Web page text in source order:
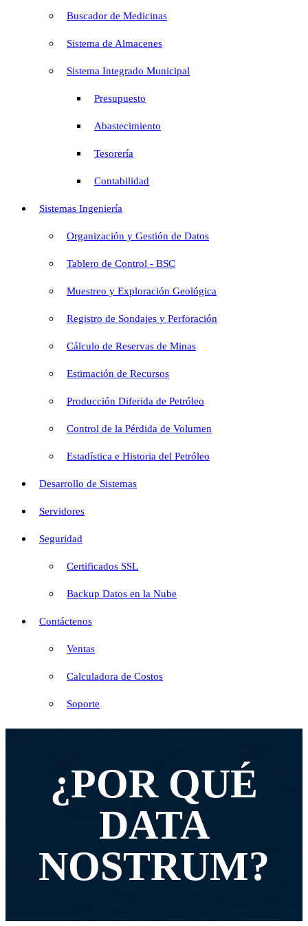
Buscador de Medicinas
Sistema de Almacenes
Sistema Integrado Municipal
Presupuesto
Abastecimiento
Tesorería
Contabilidad
Sistemas Ingeniería
Organización y Gestión de Datos
Tablero de Control - BSC
Muestreo y Exploración Geológica
Registro de Sondajes y Perforación
Cálculo de Reservas de Minas
Estimación de Recursos
Producción Diferida de Petróleo
Control de la Pérdida de Volumen
Estadística e Historia del Petróleo
Desarrollo de Sistemas
Servidores
Seguridad
Certificados SSL
Backup Datos en la Nube
Contáctenos
Ventas
Calculadora de Costos
Soporte
¿POR QUÉ
DATA
NOSTRUM?